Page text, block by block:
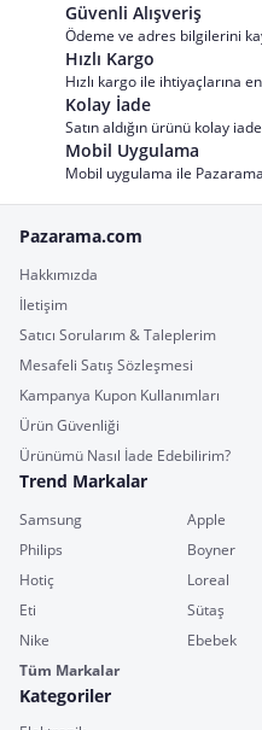
Güvenli Alışveriş
Ödeme ve adres bilgilerini
Hızlı Kargo
Hızlı kargo ile ihtiyaçlarına
Kolay İade
Satın aldığın ürünü kolay
Mobil Uygulama
Mobil uygulama ile
Pazarama.com
Hakkımızda
İletişim
Satıcı Sorularım & Taleplerim
Mesafeli Satış Sözleşmesi
Kampanya Kupon Kullanımları
Ürün Güvenliği
Ürünümü Nasıl İade Edebilirim?
Trend Markalar
Samsung Apple
Philips
Boyner
Hotiç
Loreal
Eti
Sütaş
Nike
Ebebek
Tüm Markalar
Kategoriler